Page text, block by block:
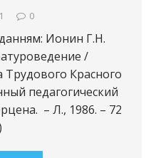
0
Ионин Г.Н.
/
Красного
педагогический
– Л., 1986. – 72